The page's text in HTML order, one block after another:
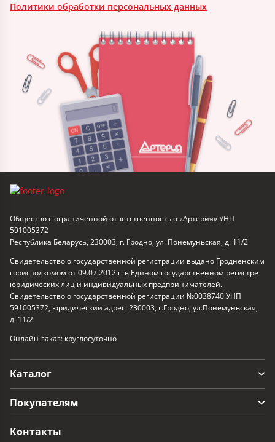
Политики обработки персональных данных
Общество с ограниченной ответственностью «Артерия» УНП
591005372
Республика Беларусь, 230003, г. Гродно, ул. Понемуньская, д. 11/2
Свидетельство о государственной регистрации выдано Гродненским
горисполкомом от 09.07.2012 г. в Едином государственном регистре
юридических лиц и индивидуальных предпринимателей.
Свидетельство о государственной регистрации №0038740 УНП
591005372, юридический адрес: 230003, г.Гродно, ул.Понемуньская,
д. 11/2
Онлайн-заказ: круглосуточно
Каталог
Покупателям
Контакты